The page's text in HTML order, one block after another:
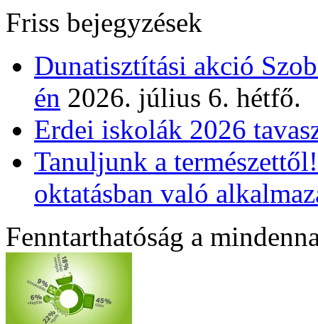
Friss bejegyzések
Dunatisztítási akció
én 2026. július 6. hétfő.
Erdei iskolák 2026
Tanuljunk a
oktatásban való
Fenntarthatóság a